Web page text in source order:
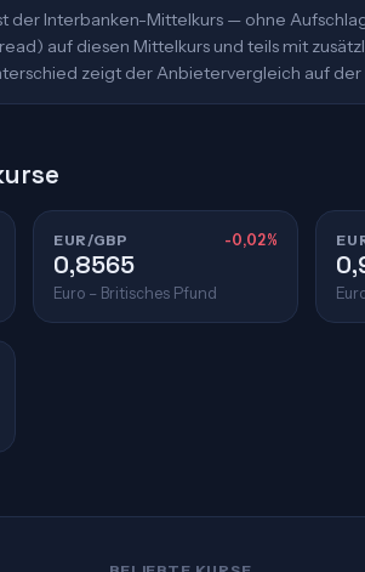
der Interbanken-Mittelkurs — ohne
auf diesen Mittelkurs und teils mit
zeigt der Anbietervergleich auf der
EUR/GBP -0,02%
0,8565
Euro – Britisches Pfund